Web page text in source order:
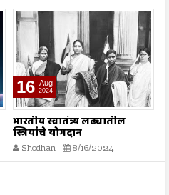
16 Aug
2024
भारतीय स्वातंत्र्य लढ्यातील
स्त्रियांचे योगदान
Shodhan 8/16/2024